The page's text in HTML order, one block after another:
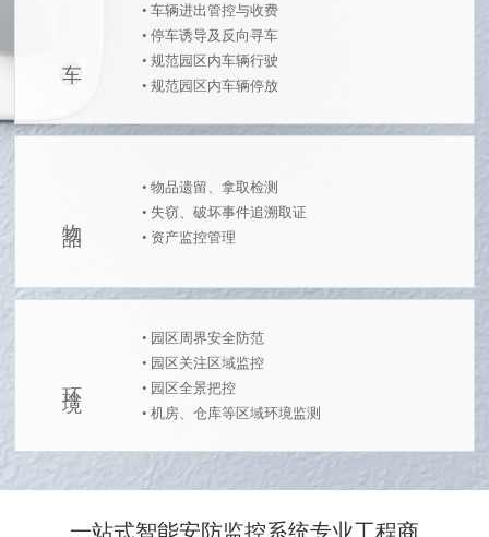
• 车辆进出管控与收费
• 停车诱导及反向寻车
• 规范园区内车辆行驶
• 规范园区内车辆停放
• 物品遗留、拿取检测
• 失窃、破坏事件追溯取证
• 资产监控管理
• 园区周界安全防范
• 园区关注区域监控
• 园区全景把控
• 机房、仓库等区域环境监测
一站式智能安防监控系统专业工程商